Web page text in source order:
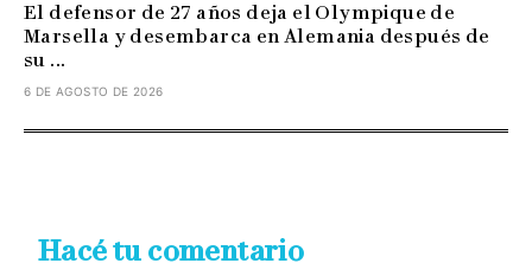
El defensor de 27 años deja el Olympique de
Marsella y desembarca en Alemania después de
su ...
6 DE AGOSTO DE 2026
Hacé tu comentario